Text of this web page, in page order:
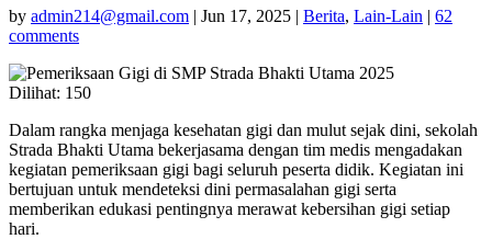
by admin214@gmail.com | Jun 17, 2025 | Berita, Lain-Lain | 62
comments
Dilihat: 150
Dalam rangka menjaga kesehatan gigi dan mulut sejak dini, sekolah
Strada Bhakti Utama bekerjasama dengan tim medis mengadakan
kegiatan pemeriksaan gigi bagi seluruh peserta didik. Kegiatan ini
bertujuan untuk mendeteksi dini permasalahan gigi serta
memberikan edukasi pentingnya merawat kebersihan gigi setiap
hari.